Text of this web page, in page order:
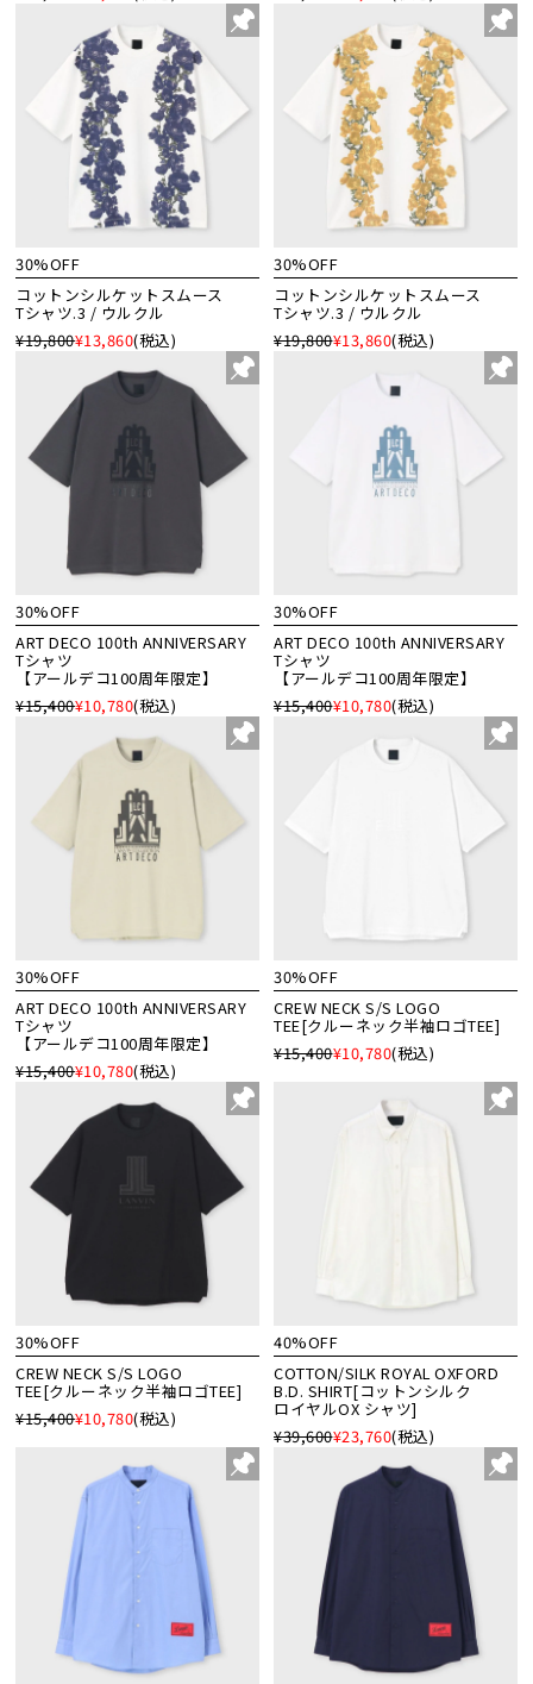
30%OFF
コットンシルケットスムース
Tシャツ.3 / ウルクル
¥19,800¥13,860(税込)
30%OFF
コットンシルケットスムース
Tシャツ.3 / ウルクル
¥19,800¥13,860(税込)
30%OFF
ART DECO 100th ANNIVERSARY
Tシャツ
【アールデコ100周年限定】
¥15,400¥10,780(税込)
30%OFF
ART DECO 100th ANNIVERSARY
Tシャツ
【アールデコ100周年限定】
¥15,400¥10,780(税込)
30%OFF
ART DECO 100th ANNIVERSARY
Tシャツ
【アールデコ100周年限定】
¥15,400¥10,780(税込)
30%OFF
CREW NECK S/S LOGO
TEE[クルーネック半袖ロゴTEE]
¥15,400¥10,780(税込)
30%OFF
CREW NECK S/S LOGO
TEE[クルーネック半袖ロゴTEE]
¥15,400¥10,780(税込)
40%OFF
COTTON/SILK ROYAL OXFORD
B.D. SHIRT[コットンシルク
ロイヤルOX シャツ]
¥39,600¥23,760(税込)